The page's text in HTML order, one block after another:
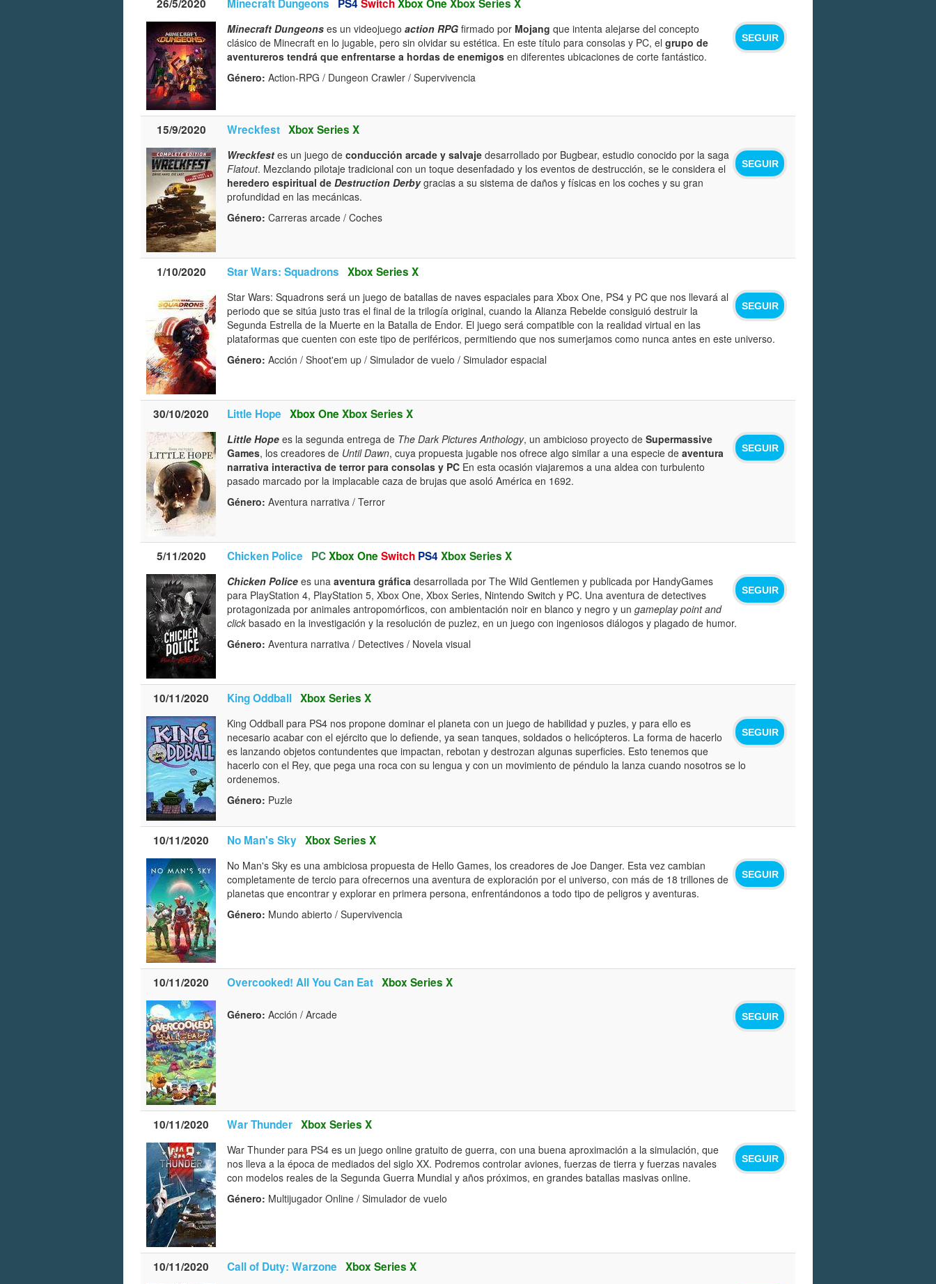
26/5/2020 Minecraft Dungeons PS4 SwitchXbox One Xbox Series X
SEGUIR
Minecraft Dungeons es un videojuego action RPG firmado por Mojang que intenta alejarse del concepto
clásico de Minecraft en lo jugable, pero sin olvidar su estética. En este título para consolas y PC, el grupo de
aventureros tendrá que enfrentarse a hordas de enemigos en diferentes ubicaciones de corte fantástico.
Género: Action-RPG / Dungeon Crawler / Supervivencia
15/9/2020 Wreckfest Xbox Series X
SEGUIR
Wreckfest es un juego de conducción arcade y salvaje desarrollado por Bugbear, estudio conocido por la saga
Flatout. Mezclando pilotaje tradicional con un toque desenfadado y los eventos de destrucción, se le considera el
heredero espiritual de Destruction Derbygracias a su sistema de daños y físicas en los coches y su gran
profundidad en las mecánicas.
Género: Carreras arcade / Coches
1/10/2020 Star Wars: Squadrons Xbox Series X
SEGUIR
Star Wars: Squadrons será un juego de batallas de naves espaciales para Xbox One, PS4 y PC que nos llevará al
periodo que se sitúa justo tras el final de la trilogía original, cuando la Alianza Rebelde consiguió destruir la
Segunda Estrella de la Muerte en la Batalla de Endor. El juego será compatible con la realidad virtual en las
plataformas que cuenten con este tipo de periféricos, permitiendo que nos sumerjamos como nunca antes en este universo.
Género: Acción / Shoot'em up / Simulador de vuelo / Simulador espacial
30/10/2020 Little Hope Xbox One Xbox Series X
SEGUIR
Little Hope es la segunda entrega de The Dark Pictures Anthology, un ambicioso proyecto de Supermassive
Games, los creadores de Until Dawn, cuya propuesta jugable nos ofrece algo similar a una especie de aventura
narrativa interactiva de terror para consolas y PC En esta ocasión viajaremos a una aldea con turbulento
pasado marcado por la implacable caza de brujas que asoló América en 1692.
Género: Aventura narrativa / Terror
5/11/2020 Chicken Police PCXbox One Switch PS4 Xbox Series X
SEGUIR
Chicken Police es una aventura gráfica desarrollada por The Wild Gentlemen y publicada por HandyGames
para PlayStation 4, PlayStation 5, Xbox One, Xbox Series, Nintendo Switch y PC. Una aventura de detectives
protagonizada por animales antropomórficos, con ambientación noir en blanco y negro y un gameplay point and
click basado en la investigación y la resolución de puzlez, en un juego con ingeniosos diálogos y plagado de humor.
Género: Aventura narrativa / Detectives / Novela visual
10/11/2020 King Oddball Xbox Series X
SEGUIR
King Oddball para PS4 nos propone dominar el planeta con un juego de habilidad y puzles, y para ello es
necesario acabar con el ejército que lo defiende, ya sean tanques, soldados o helicópteros. La forma de hacerlo
es lanzando objetos contundentes que impactan, rebotan y destrozan algunas superficies. Esto tenemos que
hacerlo con el Rey, que pega una roca con su lengua y con un movimiento de péndulo la lanza cuando nosotros se lo
ordenemos.
Género: Puzle
10/11/2020 No Man's Sky Xbox Series X
SEGUIR
No Man's Sky es una ambiciosa propuesta de Hello Games, los creadores de Joe Danger. Esta vez cambian
completamente de tercio para ofrecernos una aventura de exploración por el universo, con más de 18 trillones de
planetas que encontrar y explorar en primera persona, enfrentándonos a todo tipo de peligros y aventuras.
Género: Mundo abierto / Supervivencia
10/11/2020 Overcooked! All You Can Eat Xbox Series X
SEGUIR
Género: Acción / Arcade
10/11/2020 War Thunder Xbox Series X
SEGUIR
War Thunder para PS4 es un juego online gratuito de guerra, con una buena aproximación a la simulación, que
nos lleva a la época de mediados del siglo XX. Podremos controlar aviones, fuerzas de tierra y fuerzas navales
con modelos reales de la Segunda Guerra Mundial y años próximos, en grandes batallas masivas online.
Género: Multijugador Online / Simulador de vuelo
10/11/2020 Call of Duty: Warzone Xbox Series X